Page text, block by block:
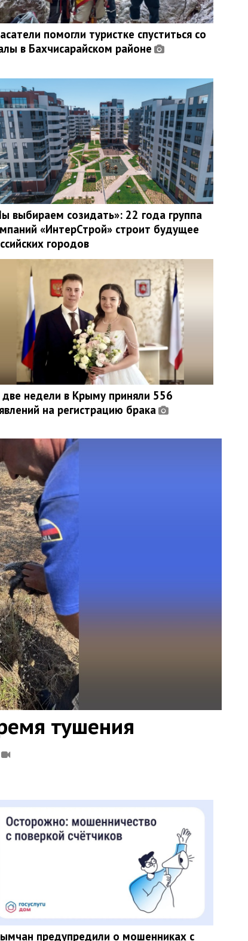
помогли туристке спуститься со
в Бахчисарайском районе
выбираем созидать»: 22 года группа
«ИнтерСтрой» строит будущее
городов
две недели в Крыму приняли 556
на регистрацию брака
тушения
предупредили о мошенниках с